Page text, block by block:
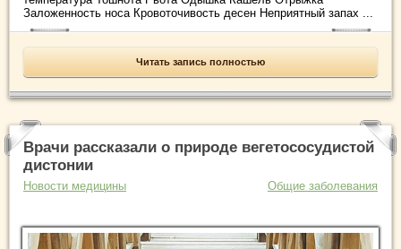
Заложенность носа Кровоточивость десен Неприятный запах ...
Читать запись полностью
Врачи рассказали о природе вегетососудистой
дистонии
Новости медицины Общие заболевания